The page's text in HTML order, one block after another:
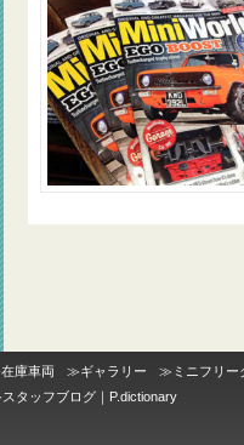
在庫車両 ≫ギャラリー ≫ ミニフリー
スタッフブログ｜P.dictionary